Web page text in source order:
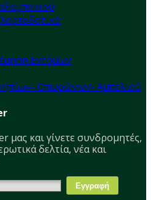
Εντόμων
Οπωρώνων- Αμπελιού
μας και γίνετε συνδρομητές,
δελτία, νέα και